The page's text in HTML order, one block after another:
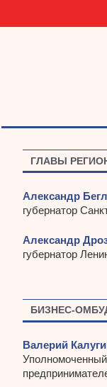
ГЛАВЫ
Александр
губернатор
Александр
губернатор
БИЗНЕС-
Валерий